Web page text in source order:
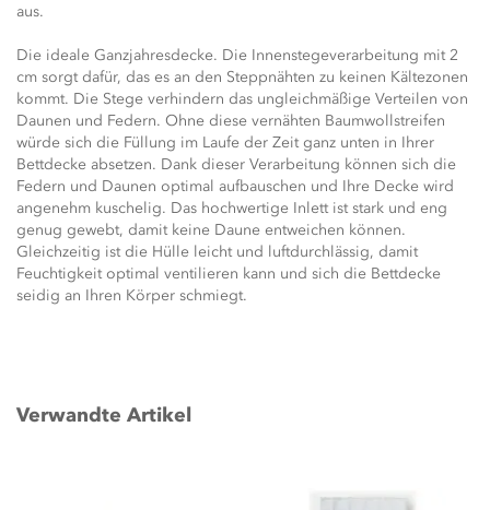
aus.
Die ideale Ganzjahresdecke. Die Innenstegeverarbeitung mit 2
cm sorgt dafür, das es an den Steppnähten zu keinen Kältezonen
kommt. Die Stege verhindern das ungleichmäßige Verteilen von
Daunen und Federn. Ohne diese vernähten Baumwollstreifen
würde sich die Füllung im Laufe der Zeit ganz unten in Ihrer
Bettdecke absetzen. Dank dieser Verarbeitung können sich die
Federn und Daunen optimal aufbauschen und Ihre Decke wird
angenehm kuschelig. Das hochwertige Inlett ist stark und eng
genug gewebt, damit keine Daune entweichen können.
Gleichzeitig ist die Hülle leicht und luftdurchlässig, damit
Feuchtigkeit optimal ventilieren kann und sich die Bettdecke
seidig an Ihren Körper schmiegt.
Verwandte Artikel